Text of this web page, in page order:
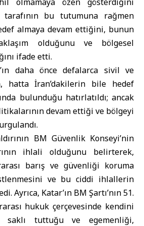
bu tutumuna rağmen
almaya devam ettiğini, bunun
olduğunu ve bölgesel
ifade etti.
daha önce defalarca sivil ve
hatta İran’dakilerin bile hedef
bulunduğu hatırlatıldı; ancak
devam ettiği ve bölgeyi
BM Güvenlik Konseyi’nin
ihlali olduğunu belirterek,
barış ve güvenliği koruma
ve bu ciddi ihlallerin
Ayrıca, Katar’ın BM Şartı’nın 51.
hukuk çerçevesinde kendini
saklı tuttuğu ve egemenliği,